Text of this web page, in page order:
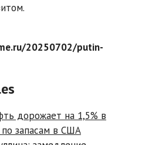
20250702/putin-
дорожает на 1,5% в
запасам в США